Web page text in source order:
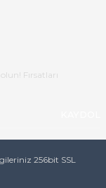
Fırsatları
256bit SSL